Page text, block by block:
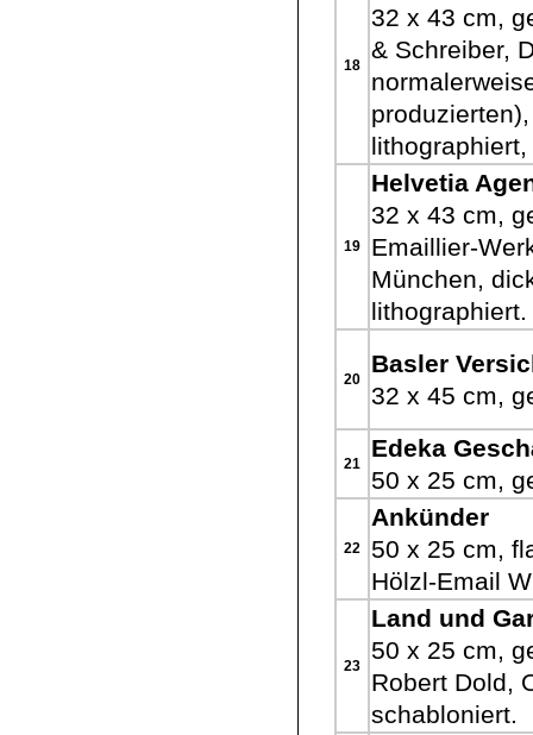
18
32 x 43 cm,
& Schreiber,
19
Helvetia
32 x 43 cm,
Emaillier-
München,
lithographiert.
20
Basler
32 x 45 cm,
21
Edeka
50 x 25 cm,
22
Ankünder
50 x 25 cm,
Hölzl-Email
23
Land und
50 x 25 cm,
Robert Dold,
schabloniert.